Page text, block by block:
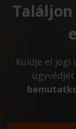
Küldje el jogi